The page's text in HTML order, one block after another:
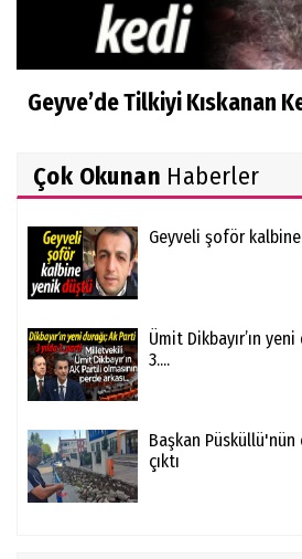
Geyve’de Tilkiyi Kıskanan
Çok Okunan Haberler
Geyveli şoför
Ümit Dikbayır’ın
3....
Başkan
çıktı